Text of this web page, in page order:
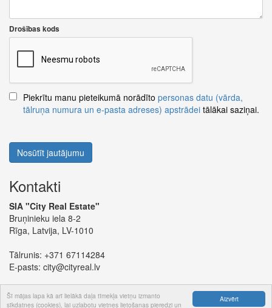
Aizvērt
Šī mājas lapa kā arī lielākā daļa tīmekļa vietņu izmanto
sīkdatnes (cookies), lai uzlabotu vietnes lietošanas pieredzi un
Drošības kods
Piekrītu manu pieteikumā norādīto personas datu (vārda,
tālruņa numura un e-pasta adreses) apstrādei tālākai saziņai.
Nosūtīt jautājumu
Kontakti
SIA "City Real Estate"
Bruņinieku iela 8-2
Rīga, Latvija, LV-1010
Tālrunis: +371 67114284
E-pasts: city@cityreal.lv